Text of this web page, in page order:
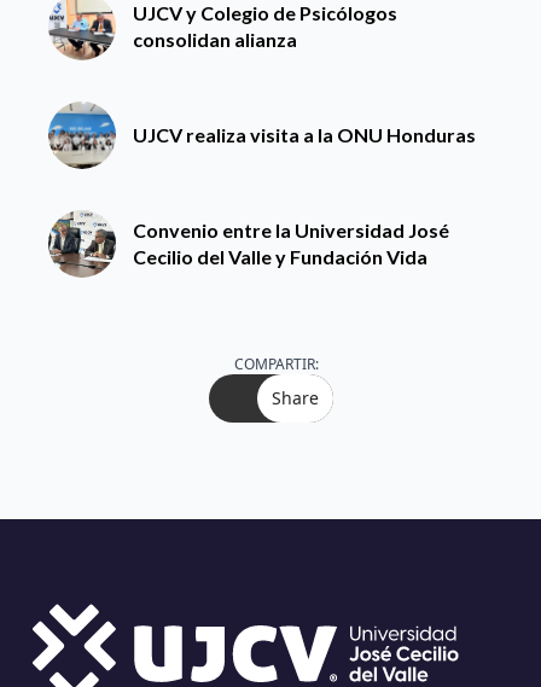
UJCV y Colegio de Psicólogos
consolidan alianza
UJCV realiza visita a la ONU Honduras
Convenio entre la Universidad José
Cecilio del Valle y Fundación Vida
COMPARTIR:
Share